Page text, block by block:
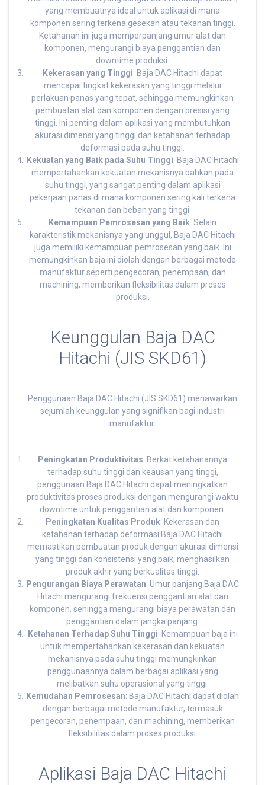
yang membuatnya ideal untuk aplikasi di mana
komponen sering terkena gesekan atau tekanan tinggi.
Ketahanan ini juga memperpanjang umur alat dan
komponen, mengurangi biaya penggantian dan
downtime produksi.
Kekerasan yang Tinggi: Baja DAC Hitachi dapat
mencapai tingkat kekerasan yang tinggi melalui
perlakuan panas yang tepat, sehingga memungkinkan
pembuatan alat dan komponen dengan presisi yang
tinggi. Ini penting dalam aplikasi yang membutuhkan
akurasi dimensi yang tinggi dan ketahanan terhadap
deformasi pada suhu tinggi.
Kekuatan yang Baik pada Suhu Tinggi: Baja DAC Hitachi
mempertahankan kekuatan mekanisnya bahkan pada
suhu tinggi, yang sangat penting dalam aplikasi
pekerjaan panas di mana komponen sering kali terkena
tekanan dan beban yang tinggi.
Kemampuan Pemrosesan yang Baik: Selain
karakteristik mekanisnya yang unggul, Baja DAC Hitachi
juga memiliki kemampuan pemrosesan yang baik. Ini
memungkinkan baja ini diolah dengan berbagai metode
manufaktur seperti pengecoran, penempaan, dan
machining, memberikan fleksibilitas dalam proses
produksi.
Keunggulan Baja DAC
Hitachi (JIS SKD61)
Penggunaan Baja DAC Hitachi (JIS SKD61) menawarkan
sejumlah keunggulan yang signifikan bagi industri
manufaktur:
Peningkatan Produktivitas: Berkat ketahanannya
terhadap suhu tinggi dan keausan yang tinggi,
penggunaan Baja DAC Hitachi dapat meningkatkan
produktivitas proses produksi dengan mengurangi waktu
downtime untuk penggantian alat dan komponen.
Peningkatan Kualitas Produk: Kekerasan dan
ketahanan terhadap deformasi Baja DAC Hitachi
memastikan pembuatan produk dengan akurasi dimensi
yang tinggi dan konsistensi yang baik, menghasilkan
produk akhir yang berkualitas tinggi.
Pengurangan Biaya Perawatan: Umur panjang Baja DAC
Hitachi mengurangi frekuensi penggantian alat dan
komponen, sehingga mengurangi biaya perawatan dan
penggantian dalam jangka panjang.
Ketahanan Terhadap Suhu Tinggi: Kemampuan baja ini
untuk mempertahankan kekerasan dan kekuatan
mekanisnya pada suhu tinggi memungkinkan
penggunaannya dalam berbagai aplikasi yang
melibatkan suhu operasional yang tinggi.
Kemudahan Pemrosesan: Baja DAC Hitachi dapat diolah
dengan berbagai metode manufaktur, termasuk
pengecoran, penempaan, dan machining, memberikan
fleksibilitas dalam proses produksi.
Aplikasi Baja DAC Hitachi